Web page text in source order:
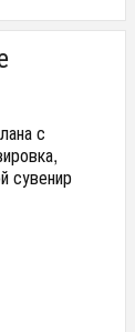
с
сувенир